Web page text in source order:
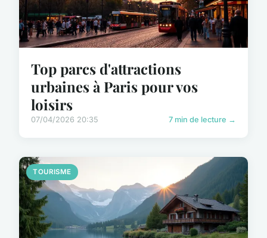
Top parcs d'attractions
urbaines à Paris pour vos
loisirs
07/04/2026 20:35 7 min de lecture →
TOURISME